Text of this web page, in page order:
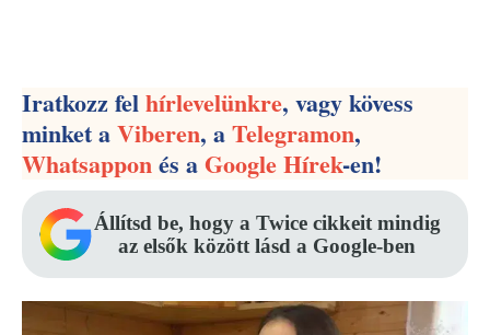
Iratkozz felhírlevelünkre, vagy kövess
minket aViberen, aTelegramon,
Whatsapponés aGoogle Hírek-en!
Állítsd be, hogy a Twice cikkeit mindig
az elsők között lásd a Google-ben